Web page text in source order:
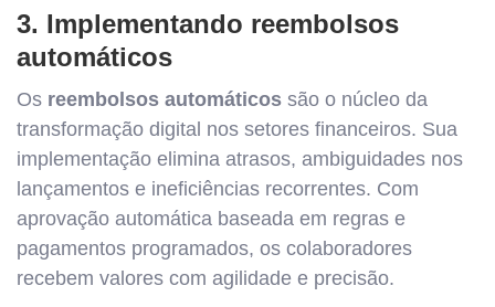
3. Implementando reembolsos
automáticos
Os reembolsos automáticos são o núcleo da
transformação digital nos setores financeiros. Sua
implementação elimina atrasos, ambiguidades nos
lançamentos e ineficiências recorrentes. Com
aprovação automática baseada em regras e
pagamentos programados, os colaboradores
recebem valores com agilidade e precisão.